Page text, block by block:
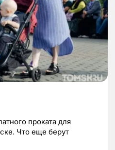
проката для
Что еще берут